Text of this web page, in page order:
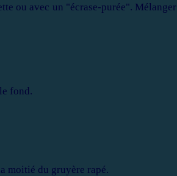
ou avec un "écrase-purée". Mélanger
fond.
moitié du gruyère rapé.